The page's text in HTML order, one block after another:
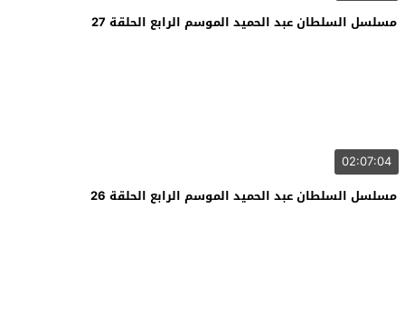
مسلسل السلطان عبد الحميد الموسم الرابع الحلقة 27
02:07:04
مسلسل السلطان عبد الحميد الموسم الرابع الحلقة 26